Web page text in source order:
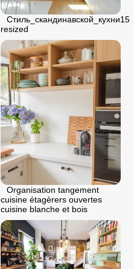
Стиль_скандинавской_кухни15
resized
Organisation tangement
cuisine étagèrers ouvertes
cuisine blanche et bois